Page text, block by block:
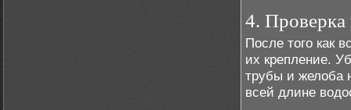
4. Проверка
После того как
их крепление.
трубы и желоба
всей длине